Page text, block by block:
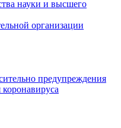
науки и высшего
организации
предупреждения